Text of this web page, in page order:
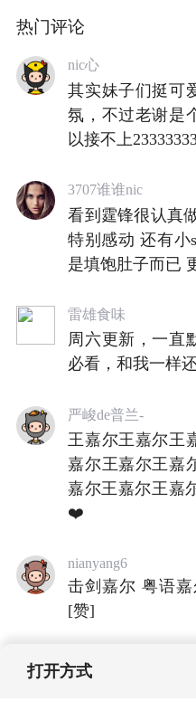
热门评论
nic心
其实妹子们挺可
氛，不过老谢是
以接不上
3707谁谁nic
看到霆锋很认真
特别感动 还有小
是填饱肚子而已
雷雄食味
周六更新，一直
必看，和我一样
严峻de普兰-
王嘉尔王嘉尔王
嘉尔王嘉尔王嘉
嘉尔王嘉尔王
❤️
nianyang6
击剑嘉尔 粤语
[赞]
打开方式